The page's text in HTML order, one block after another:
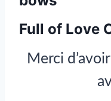
Full of Love
Merci